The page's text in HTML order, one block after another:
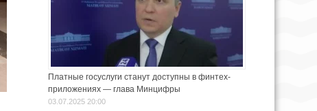
Платные госуслуги станут доступны в финтех-
приложениях — глава Минцифры
03.07.2025 20:00